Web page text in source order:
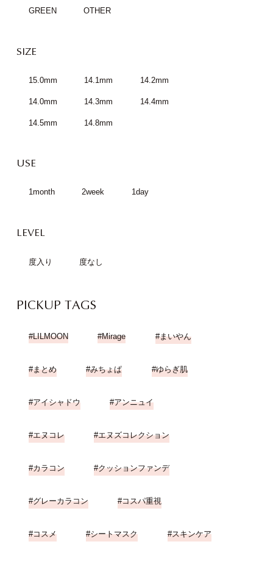
GREEN OTHER
SIZE
15.0mm 14.1mm 14.2mm
14.0mm 14.3mm 14.4mm
14.5mm 14.8mm
USE
1month 2week 1day
LEVEL
度入り 度なし
PICKUP TAGS
LILMOON Mirage まいやん
まとめ みちょぱ ゆらぎ肌
アイシャドウ アンニュイ
エヌコレ エヌズコレクション
カラコン クッションファンデ
グレーカラコン コスパ重視
コスメ シートマスク スキンケア